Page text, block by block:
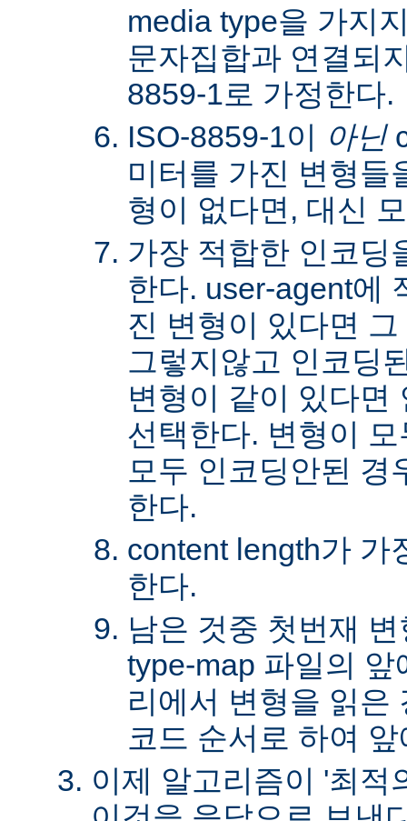
media type을 가지
문자집합과 연결되
8859-1로 가정한다.
ISO-8859-1이 아닌
미터를 가진 변형들
형이 없다면, 대신
가장 적합한 인코딩
한다. user-agent에
진 변형이 있다면
그렇지않고 인코딩
변형이 같이 있다면
선택한다. 변형이
모두 인코딩안된 경
한다.
content length가 가
한다.
남은 것중 첫번재
type-map 파일의
리에서 변형을 읽은
코드 순서로 하여
이제 알고리즘이 '최적